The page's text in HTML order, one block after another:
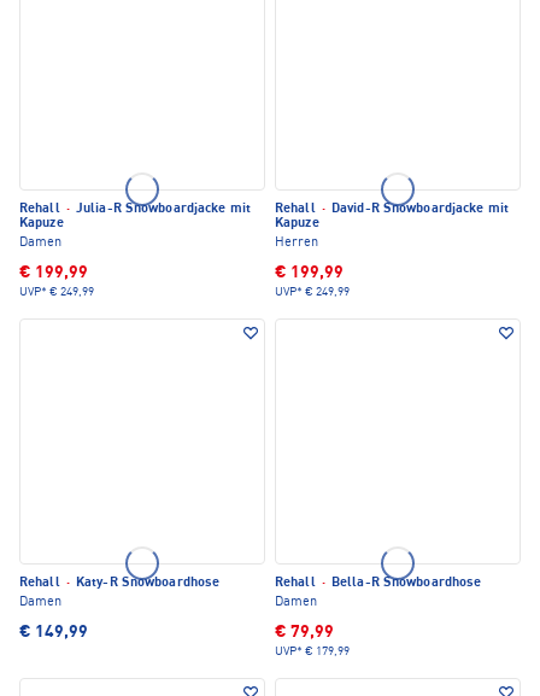
Rehall · Julia-R Snowboardjacke mit
Kapuze
Damen
€ 199,99
UVP* € 249,99
Rehall · David-R Snowboardjacke mit
Kapuze
Herren
€ 199,99
UVP* € 249,99
Rehall · Katy-R Snowboardhose
Damen
€ 149,99
Rehall · Bella-R Snowboardhose
Damen
€ 79,99
UVP* € 179,99